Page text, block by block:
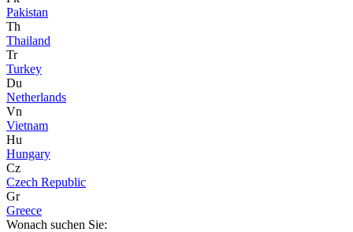
Pakistan
Th
Thailand
Tr
Turkey
Du
Netherlands
Vn
Vietnam
Hu
Hungary
Cz
Czech Republic
Gr
Greece
Wonach suchen Sie: